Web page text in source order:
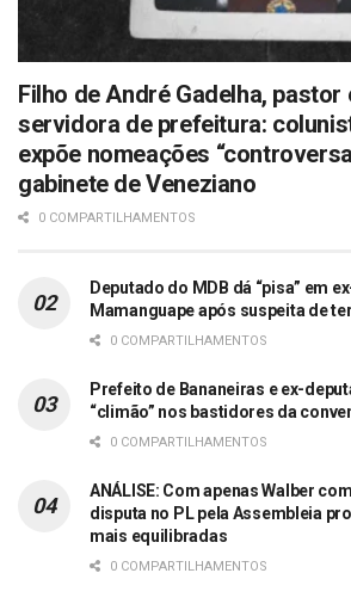
Filho de André Gadelha, pastor
servidora de prefeitura:
expõe nomeações
gabinete de Veneziano
0 COMPARTILHAMENTOS
Deputado do MDB dá “pisa” em
Mamanguape após suspeita de
0 COMPARTILHAMENTOS
Prefeito de Bananeiras e ex-
“climão” nos bastidores da
0 COMPARTILHAMENTOS
ANÁLISE: Com apenas Walber
disputa no PL pela Assembleia
mais equilibradas
0 COMPARTILHAMENTOS